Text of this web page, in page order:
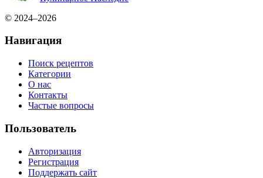
© 2024–2026
Навигация
Поиск рецептов
Категории
О нас
Контакты
Частые вопросы
Пользователь
Авторизация
Регистрация
Поддержать сайт